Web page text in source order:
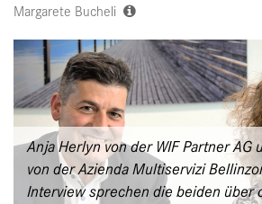
Margarete Bucheli
Anja Herlyn von der WIF Partner AG
von der Azienda Multiservizi
Interview sprechen die beiden über